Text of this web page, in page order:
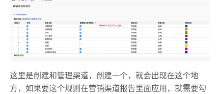
这里是创建和管理渠道，创建一个，就会出现在这个地
方，如果要这个规则在营销渠道报告里面应用，就需要勾